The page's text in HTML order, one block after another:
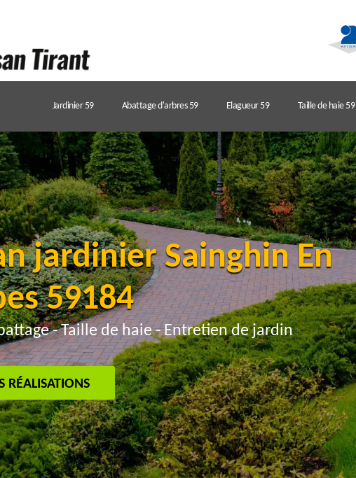
Jardinier 59 Abattage d'arbres 59 Elagueur 59 Taille de haie 59
jardinier Sainghin En
59184
- Taille de haie - Entretien de jardin
RÉALISATIONS